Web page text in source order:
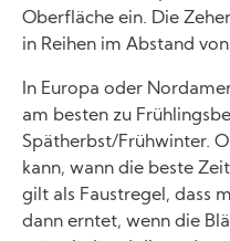
Oberfläche ein. Die
in Reihen im Abstand
In Europa oder
am besten zu
Spätherbst/Frühwinter.
kann, wann die beste
gilt als Faustregel, dass
dann erntet, wenn die